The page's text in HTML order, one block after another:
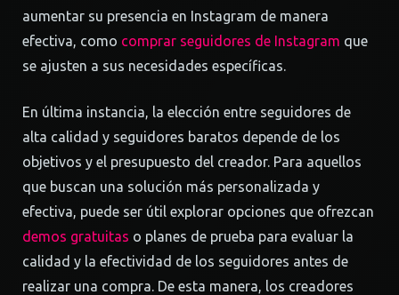
aumentar su presencia en Instagram de manera
efectiva, como comprar seguidores de Instagram que
se ajusten a sus necesidades específicas.
En última instancia, la elección entre seguidores de
alta calidad y seguidores baratos depende de los
objetivos y el presupuesto del creador. Para aquellos
que buscan una solución más personalizada y
efectiva, puede ser útil explorar opciones que ofrezcan
demos gratuitas o planes de prueba para evaluar la
calidad y la efectividad de los seguidores antes de
realizar una compra. De esta manera, los creadores